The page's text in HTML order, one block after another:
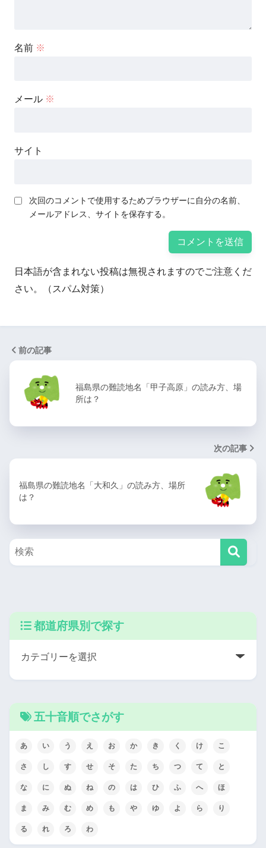
名前 ※
メール ※
サイト
次回のコメントで使用するためブラウザーに自分の名前、
メールアドレス、サイトを保存する。
日本語が含まれない投稿は無視されますのでご注意くだ
さい。（スパム対策）
前の記事
福島県の難読地名「甲子高原」の読み方、場
所は？
次の記事
福島県の難読地名「大和久」の読み方、場所
は？
都道府県別で探す
五十音順でさがす
あ い う え お か き く け こ
さ し す せ そ た ち つ て と
な に ぬ ね の は ひ ふ へ ほ
ま み む め も や ゆ よ ら り
る れ ろ わ